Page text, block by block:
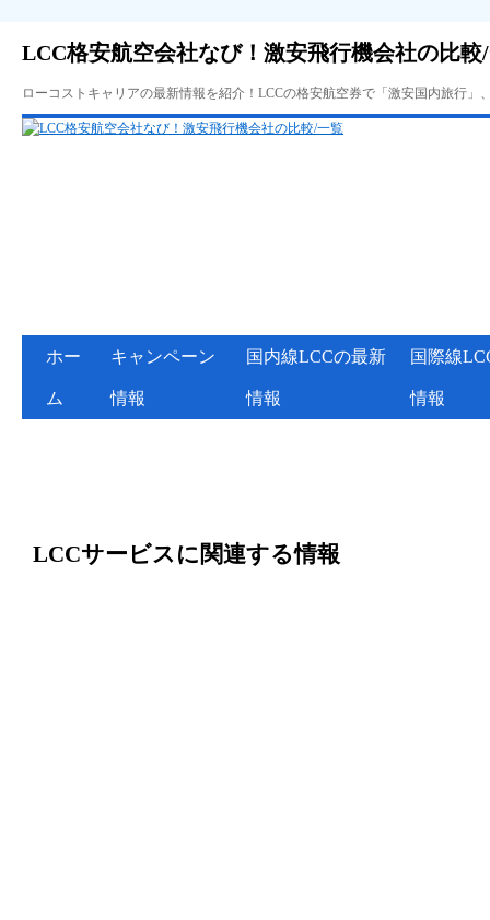
LCC格安航空会社なび！激安飛行機会社の比較
ローコストキャリアの最新情報を紹介！LCCの格安航空券で「激安国内旅行
ホー
ム
キャンペーン
情報
国内線LCCの最新
情報
国際線
情報
LCCサービスに関連する情報